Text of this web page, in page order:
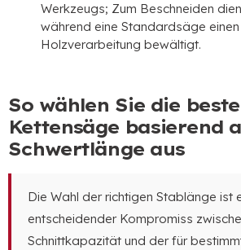
Werkzeugs; Zum Beschneiden
während eine Standardsäge
Holzverarbeitung bewältigt.
So wählen Sie die
Kettensäge basierend
Schwertlänge aus
Die Wahl der richtigen Stablänge ist
entscheidender Kompromiss
Schnittkapazität und der für